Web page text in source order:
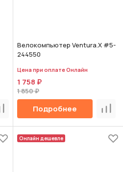
Велокомпьютер Ventura.X #5-
244550
Цена при оплате Онлайн
1 758 ₽
1 850 ₽
Подробнее
Онлайн дешевле